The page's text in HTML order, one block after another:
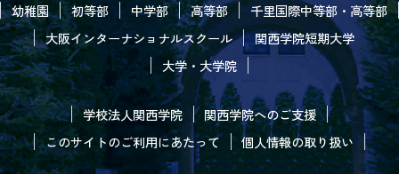
幼稚園 初等部 中学部 高等部
千里国際中等部・高等部
大阪インターナショナルスクール
関西学院短期大学
大学・大学院
学校法人関西学院
関西学院へのご支援
このサイトのご利用にあたって
個人情報の取り扱い